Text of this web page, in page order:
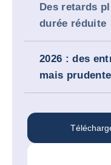
Des retards
durée réduite
2026 : des
mais